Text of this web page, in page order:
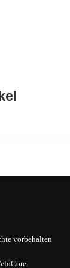
Frauen
vorbehalten